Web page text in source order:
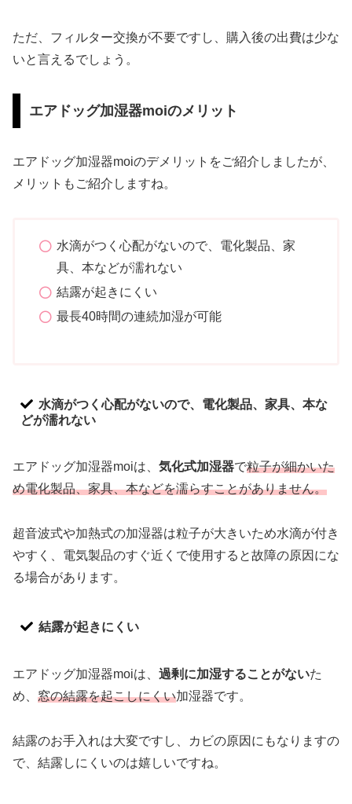
ただ、フィルター交換が不要ですし、購入後の出費は少な
いと言えるでしょう。
エアドッグ加湿器moiのメリット
エアドッグ加湿器moiのデメリットをご紹介しましたが、
メリットもご紹介しますね。
水滴がつく心配がないので、電化製品、家
具、本などが濡れない
結露が起きにくい
最長40時間の連続加湿が可能
水滴がつく心配がないので、電化製品、家具、本な
どが濡れない
エアドッグ加湿器moiは、 気化式加湿器で粒子が細かいた
め電化製品、家具、本などを濡らすことがありません。
超音波式や加熱式の加湿器は粒子が大きいため水滴が付き
やすく、電気製品のすぐ近くで使用すると故障の原因にな
る場合があります。
結露が起きにくい
エアドッグ加湿器moiは、 過剰に加湿することがないた
め、 窓の結露を起こしにくい加湿器です。
結露のお手入れは大変ですし、カビの原因にもなりますの
で、結露しにくいのは嬉しいですね。